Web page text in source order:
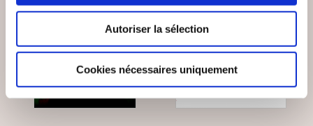
Autoriser la sélection
Cookies nécessaires uniquement